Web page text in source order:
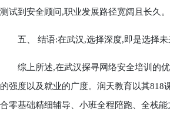
测试到安全顾问,职业发展路径宽阔且长久。
五、 结语:在武汉,选择深度,即是选择未
综上所述,在武汉探寻网络安全培训的优
的强度以及就业的广度。润天教育以其
合零基础精细辅导、小班全程陪跑、全栈